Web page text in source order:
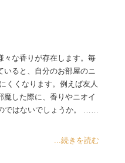
々な香りが存在します。毎
いると、自分のお部屋のニ
くくなります。例えば友人
魔した際に、香りやニオイ
ではないでしょうか。 ……
...続きを読む